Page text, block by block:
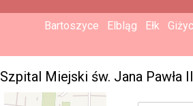
Bartoszyce Elbląg Ełk
Szpital Miejski św. Jana Pawła